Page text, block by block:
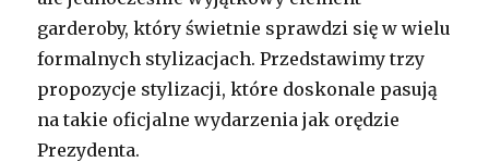
garderoby, który świetnie sprawdzi się w wielu
formalnych stylizacjach. Przedstawimy trzy
propozycje stylizacji, które doskonale pasują
na takie oficjalne wydarzenia jak orędzie
Prezydenta.